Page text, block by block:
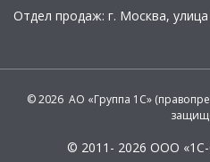
Отдел продаж: г. Москва,
© 2026 АО «Группа 1С»
© 2011- 2026 ООО